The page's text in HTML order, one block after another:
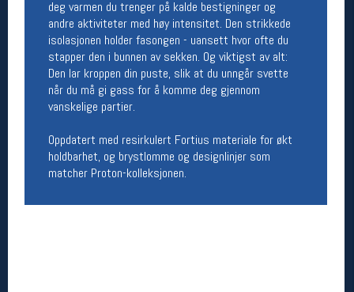
deg varmen du trenger på kalde bestigninger og
andre aktiviteter med høy intensitet. Den strikkede
isolasjonen holder fasongen - uansett hvor ofte du
stapper den i bunnen av sekken. Og viktigst av alt:
Den lar kroppen din puste, slik at du unngår svette
når du må gi gass for å komme deg gjennom
vanskelige partier.
Oppdatert med resirkulert Fortius materiale for økt
holdbarhet, og brystlomme og designlinjer som
matcher Proton-kolleksjonen.
Åpningstider butikk
Man-Fredag:
11-18
Lørdag:
11-16
Magasinet
Medlemstilbud og aktiviteter
MELD DEG INN GRATIS